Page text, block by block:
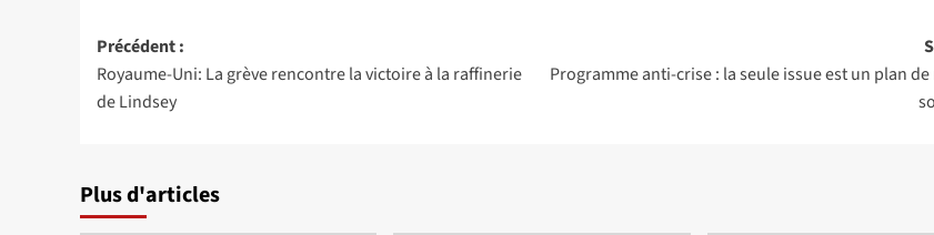
Navigation
d’article
Précédent :
Royaume-Uni: La grève rencontre la victoire à la raffinerie
de Lindsey
Programme anti-crise : la seule issue est un plan
Plus d'articles